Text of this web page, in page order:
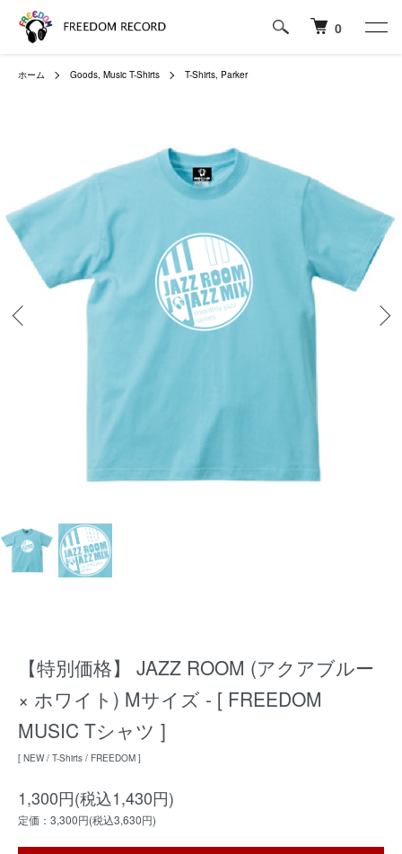
0
ホーム Goods, Music T-Shirts T-Shirts, Parker
【特別価格】 JAZZ ROOM (アクアブルー
× ホワイト) Mサイズ - [ FREEDOM
MUSIC Tシャツ ]
[ NEW / T-Shirts / FREEDOM ]
1,300円(税込1,430円)
定価：3,300円(税込3,630円)